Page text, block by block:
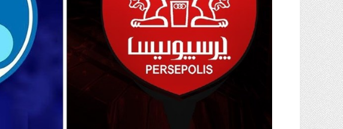
صنعت
و
خودرو
استارت
آپ
و
فن
آوری
بانک